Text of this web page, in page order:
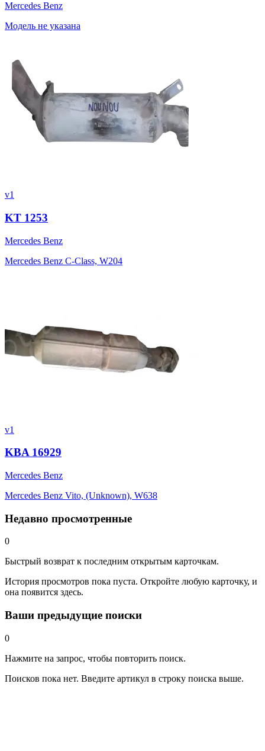
Mercedes Benz
Модель не указана
v1
KT 1253
Mercedes Benz
Mercedes Benz C-Class, W204
v1
KBA 16929
Mercedes Benz
Mercedes Benz Vito, (Unknown), W638
Недавно просмотренные
0
Быстрый возврат к последним открытым карточкам.
История просмотров пока пуста. Откройте любую карточку, и
она появится здесь.
Ваши предыдущие поиски
0
Нажмите на запрос, чтобы повторить поиск.
Поисков пока нет. Введите артикул в строку поиска выше.